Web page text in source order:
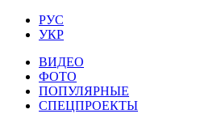
РУС
УКР
ВИДЕО
ФОТО
ПОПУЛЯРНЫЕ
СПЕЦПРОЕКТЫ